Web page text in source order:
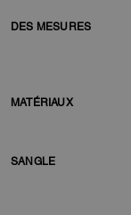
DES MESURES
MATÉRIAUX
SANGLE